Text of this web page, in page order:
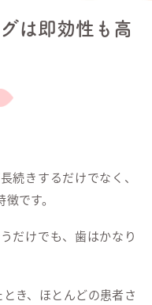
は即効性も高
続きするだけでなく、
です。
だけでも、歯はかなり
き、ほとんどの患者さ